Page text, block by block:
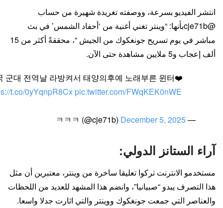
انتشر الفيديو بسرعة، ووصفته تغريدة شهيرة من حساب
@cje71bبأنها: “وينتر تغني أغنية من ‘أحفاد الشمس’ في بث
مباشر في يوم تسريح جونغكوك من الجيش “، محققةً أكثر من 15
ألف إعجاب و5 ملايين مشاهدة حتى الآن.
군대 전역날 라방켜서 태양의후예 노래부른 윈터❤️
t.co/0yYqnpR8Cx pic.twitter.com/FWqKEK0nWE
— ㅋㅋㅋ (@cje71b)
December 5, 2025
آراء الستانز الدولي:
مستخدمو الانترنت تركوا تعليقا ساخرة من وينتر، معتبرين أن مثل
هذا التصرف يبدو “صبيانيا”، وانضم هذا المشهد للعديد من اللحظات
والعناصر التي جمعت جونغكوك ووينتر والتي اثارت جدلا واسعا.